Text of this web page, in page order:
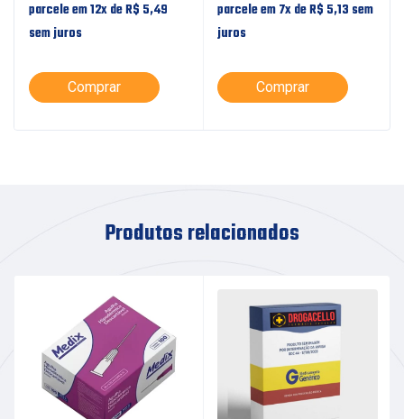
parcele em 12x deR$ 5,49
sem juros
Comprar
parcele em 7x deR$ 5,13 sem
juros
Comprar
Produtos relacionados